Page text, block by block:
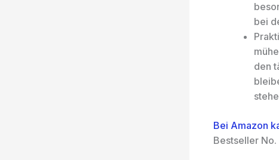
bei
den
Bei Amazon
Bestseller No.